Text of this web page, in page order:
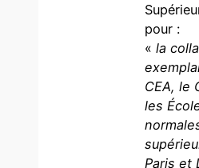
pour :
«la
CEA, le
les
Paris et